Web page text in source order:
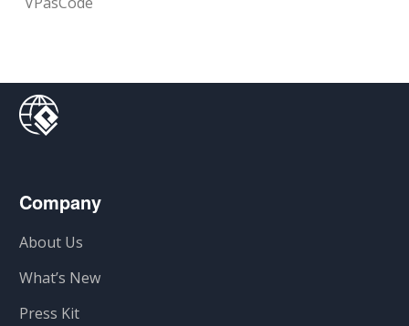
Company
About Us
What’s New
Press Kit